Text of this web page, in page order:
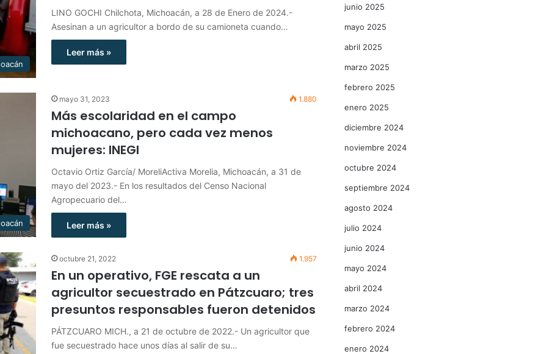
LINO GOCHI Chilchota, Michoacán, a 28 de Enero de 2024.-
Asesinan a un agricultor a bordo de su camioneta cuando…
Leer más »
mayo 31, 2023 1.880
Más escolaridad en el campo
michoacano, pero cada vez menos
mujeres: INEGI
Octavio Ortiz García/ MoreliActiva Morelia, Michoacán, a 31 de
mayo del 2023.- En los resultados del Censo Nacional
Agropecuario del…
Leer más »
octubre 21, 2022 1.957
En un operativo, FGE rescata a un
agricultor secuestrado en Pátzcuaro; tres
presuntos responsables fueron detenidos
PÁTZCUARO MICH., a 21 de octubre de 2022.- Un agricultor que
fue secuestrado hace unos días al salir de su…
junio 2025
mayo 2025
abril 2025
marzo 2025
febrero 2025
enero 2025
diciembre 2024
noviembre 2024
octubre 2024
septiembre 2024
agosto 2024
julio 2024
junio 2024
mayo 2024
abril 2024
marzo 2024
febrero 2024
enero 2024